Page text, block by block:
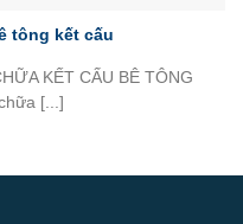
tông kết cấu
KẾT CẤU BÊ TÔNG
[...]